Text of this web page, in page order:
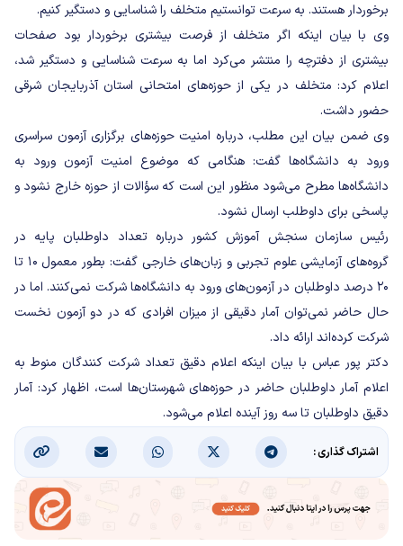
برخوردار هستند. به سرعت توانستیم متخلف را شناسایی و دستگیر کنیم.
وی با بیان اینکه اگر متخلف از فرصت بیشتری برخوردار بود صفحات
بیشتری از دفترچه را منتشر می‌کرد اما به سرعت شناسایی و دستگیر شد،
اعلام کرد: متخلف در یکی از حوزه‌های امتحانی استان آذربایجان شرقی
حضور داشت.
وی ضمن بیان این مطلب، درباره امنیت حوزه‌های برگزاری آزمون سراسری
ورود به دانشگاه‌ها گفت: هنگامی که موضوع امنیت آزمون ورود به
دانشگاه‌ها مطرح می‌شود منظور این است که سؤالات از حوزه خارج نشود و
پاسخی برای داوطلب ارسال نشود.
رئیس سازمان سنجش آموزش کشور درباره تعداد داوطلبان پایه در
گروه‌های آزمایشی علوم تجربی و زبان‌های خارجی گفت: بطور معمول ۱۰ تا
۲۰ درصد داوطلبان در آزمون‌های ورود به دانشگاه‌ها شرکت نمی‌کنند. اما در
حال حاضر نمی‌توان آمار دقیقی از میزان افرادی که در دو آزمون نخست
شرکت کرده‌اند ارائه داد.
دکتر پور عباس با بیان اینکه اعلام دقیق تعداد شرکت کنندگان منوط به
اعلام آمار داوطلبان حاضر در حوزه‌های شهرستان‌ها است، اظهار کرد: آمار
دقیق داوطلبان تا سه روز آینده اعلام می‌شود.
اشتراک گذاری :